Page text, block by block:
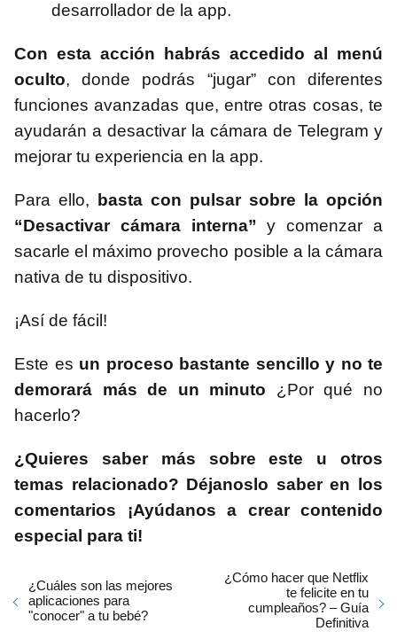
desarrollador de la app.
Con esta acción habrás accedido al menú
oculto, donde podrás “jugar” con diferentes
funciones avanzadas que, entre otras cosas, te
ayudarán a desactivar la cámara de Telegram y
mejorar tu experiencia en la app.
Para ello,
basta con pulsar sobre la opción
“Desactivar cámara interna” y comenzar a
sacarle el máximo provecho posible a la cámara
nativa de tu dispositivo.
¡Así de fácil!
Este es un proceso bastante sencillo y no te
demorará más de un minuto ¿Por qué no
hacerlo?
¿Quieres saber más sobre este u otros
temas relacionado? Déjanoslo saber en los
comentarios ¡Ayúdanos a crear contenido
especial para ti!
¿Cuáles son las mejores
aplicaciones para
"conocer" a tu bebé?
¿Cómo hacer que Netflix
te felicite en tu
cumpleaños? – Guía
Definitiva